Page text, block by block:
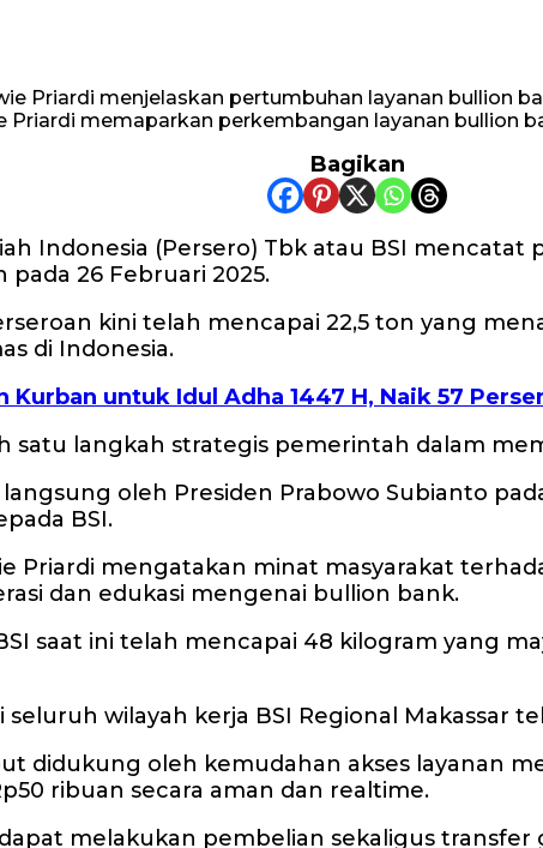
Priardi memaparkan perkembangan layanan bullion
Bagikan
Indonesia (Persero) Tbk atau BSI
26 Februari 2025.
kini telah mencapai 22,5 ton yang
di Indonesia.
Kurban untuk Idul Adha 1447 H, Naik 57
satu langkah strategis pemerintah dalam
oleh Presiden Prabowo Subianto
BSI.
Priardi mengatakan minat masyarakat
dan edukasi mengenai bullion bank.
saat ini telah mencapai 48 kilogram yang
wilayah kerja BSI Regional Makassar
didukung oleh kemudahan akses layanan
ribuan secara aman dan realtime.
melakukan pembelian sekaligus